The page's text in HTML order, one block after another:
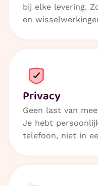
bij elke levering.
en
Privacy
Geen last van
Je hebt
telefoon, niet in